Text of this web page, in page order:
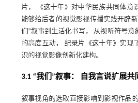
片， 《这十年》对中华民族共同体意
能够给后者的视觉影视传播实践开辟
们”叙事到生活化书写， 从视听符号意
的高度互动， 纪录片《这十年》实现
识的视觉影像创新化建构。
3.1 “我们”叙事： 自我言说扩展共
叙事视角的选取直接影响到影视作品